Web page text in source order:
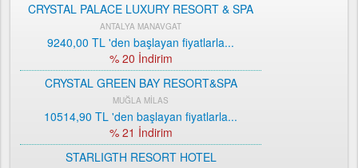
CRYSTAL PALACE LUXURY RESORT & SPA
ANTALYA MANAVGAT
9240,00 TL 'den başlayan fiyatlarla...
% 20 İndirim
CRYSTAL GREEN BAY RESORT&SPA
MUĞLA MİLAS
10514,90 TL 'den başlayan fiyatlarla...
% 21 İndirim
STARLIGTH RESORT HOTEL